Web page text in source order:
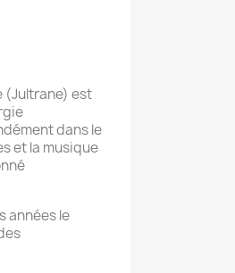
(Jultrane) est
dans le
et la musique
années le